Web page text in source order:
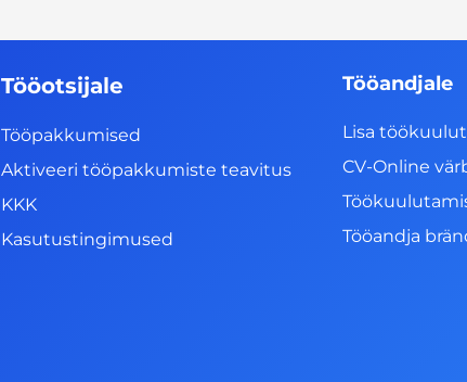
Tööotsijale
Tööpakkumised
Aktiveeri tööpakkumiste teavitus
KKK
Kasutustingimused
Tööandjale
Lisa
CV-Online
Tööandja